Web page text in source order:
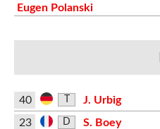
Eugen Polanski
40
J. Urbig
23
D S. Boey